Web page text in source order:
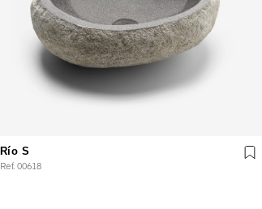
Río S
Ref. 00618